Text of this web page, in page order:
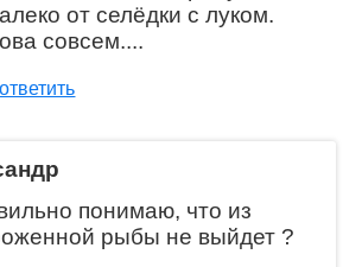
от селёдки с луком.
совсем....
ответить
понимаю, что из
рыбы не выйдет ?